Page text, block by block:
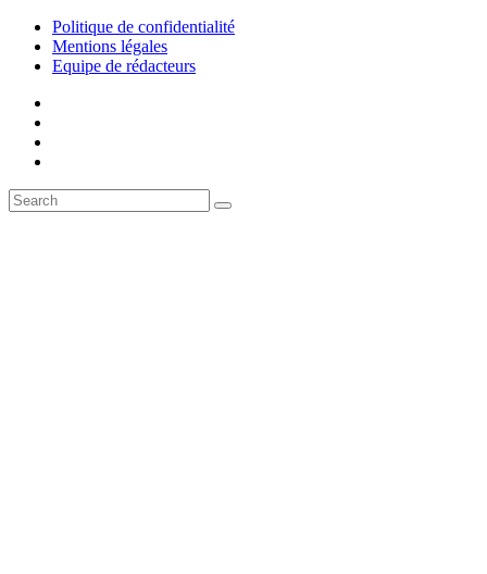
Politique de confidentialité
Mentions légales
Equipe de rédacteurs